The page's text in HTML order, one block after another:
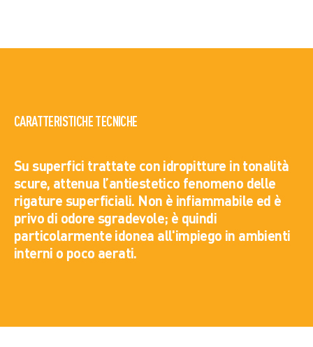
CARATTERISTICHE TECNICHE
Su superfici trattate con idropitture in tonalità
scure, attenua l’antiestetico fenomeno delle
rigature superficiali. Non è infiammabile ed è
privo di odore sgradevole; è quindi
particolarmente idonea all'impiego in ambienti
interni o poco aerati.